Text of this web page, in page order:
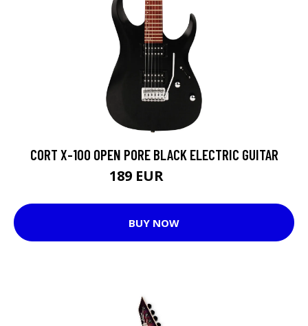
CORT X-100 OPEN PORE BLACK ELECTRIC GUITAR
189 EUR
BUY NOW